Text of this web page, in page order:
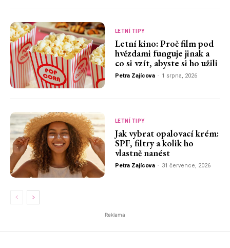
LETNÍ TIPY
Letní kino: Proč film pod
hvězdami funguje jinak a
co si vzít, abyste si ho užili
Petra Zajícova - 1 srpna, 2026
LETNÍ TIPY
Jak vybrat opalovací krém:
SPF, filtry a kolik ho
vlastně nanést
Petra Zajícova - 31 července, 2026
Reklama